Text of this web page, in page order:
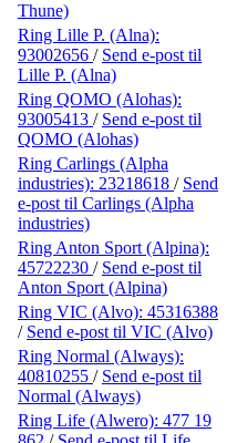
Thune)
Ring Lille P. (Alna):
93002656 / Send e-post til
Lille P. (Alna)
Ring QOMO (Alohas):
93005413 / Send e-post til
QOMO (Alohas)
Ring Carlings (Alpha
industries): 23218618 / Send
e-post til Carlings (Alpha
industries)
Ring Anton Sport (Alpina):
45722230 / Send e-post til
Anton Sport (Alpina)
Ring VIC (Alvo): 45316388
/ Send e-post til VIC (Alvo)
Ring Normal (Always):
40810255 / Send e-post til
Normal (Always)
Ring Life (Alwero): 477 19